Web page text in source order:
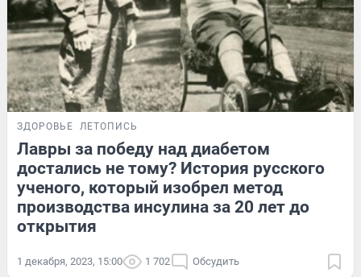
ЗДОРОВЬЕ ЛЕТОПИСЬ
Лавры за победу над диабетом
достались не тому? История русского
ученого, который изобрел метод
производства инсулина за 20 лет до
открытия
1 декабря, 2023, 15:00 1 702 Обсудить